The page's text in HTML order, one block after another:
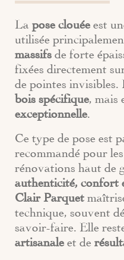
La pose clouée est
utilisée
massifs de forte
fixées directement
de pointes invisibles.
bois spécifique , mais
exceptionnelle
Ce type de pose est
recommandé pour les
rénovations haut de
authenticité, confort
Clair Parquet
technique, souvent
savoir-faire. Elle
artisanale et de